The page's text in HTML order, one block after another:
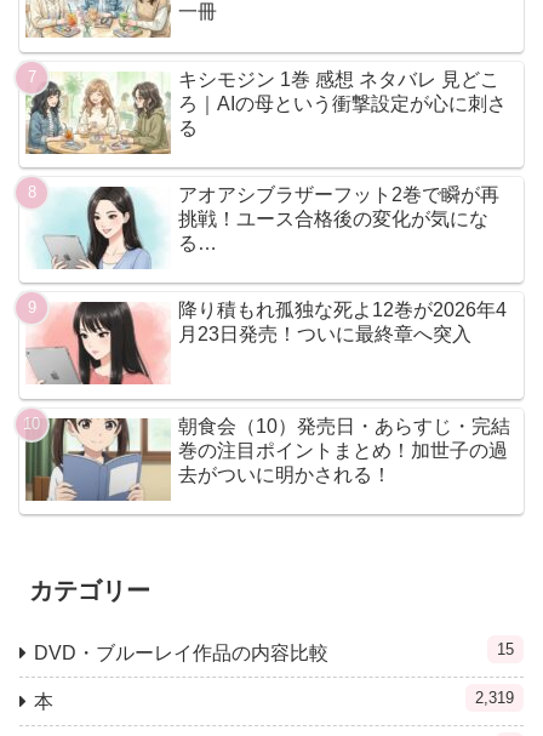
一冊
キシモジン 1巻 感想 ネタバレ 見どこ
ろ｜AIの母という衝撃設定が心に刺さ
る
アオアシブラザーフット2巻で瞬が再
挑戦！ユース合格後の変化が気にな
る…
降り積もれ孤独な死よ12巻が2026年4
月23日発売！ついに最終章へ突入
朝食会（10）発売日・あらすじ・完結
巻の注目ポイントまとめ！加世子の過
去がついに明かされる！
カテゴリー
DVD・ブルーレイ作品の内容比較 15
本 2,319